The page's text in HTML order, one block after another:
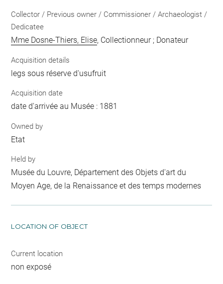
Collector / Previous owner / Commissioner / Archaeologist /
Dedicatee
Mme Dosne-Thiers, Elise, Collectionneur ; Donateur
Acquisition details
legs sous réserve d'usufruit
Acquisition date
date d'arrivée au Musée : 1881
Owned by
Etat
Held by
Musée du Louvre, Département des Objets d'art du
Moyen Age, de la Renaissance et des temps modernes
LOCATION OF OBJECT
Current location
non exposé